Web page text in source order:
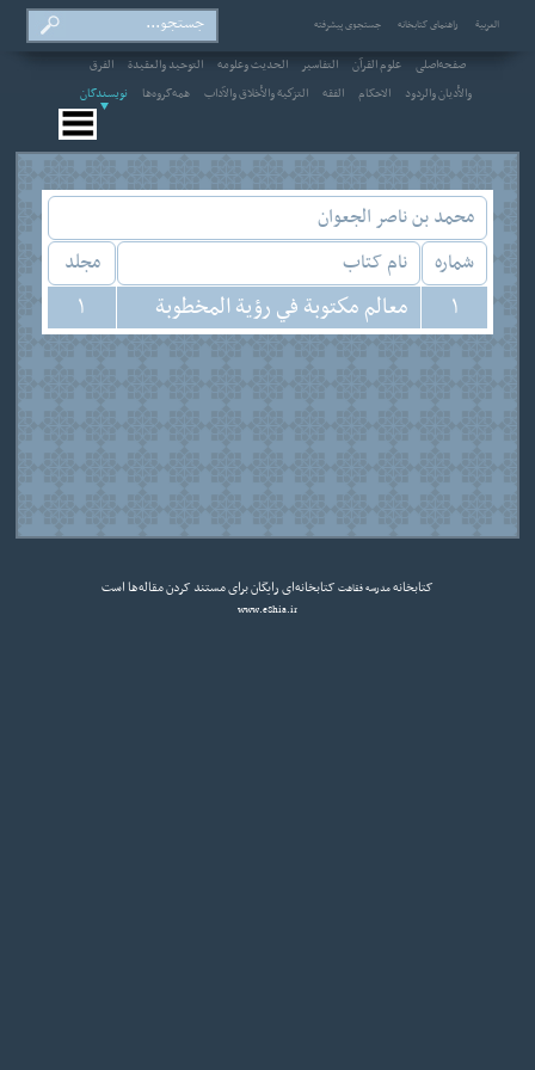
العربیة راهنمای کتابخانه جستجوی پیشرفته
صفحه‌اصلی علوم القرآن التفاسير الحديث وعلومه التوحيد والعقيدة
الفرق
والأديان والردود
الاحکام الفقه التزكية والأخلاق والآداب همه‌گروه‌ها نویسندگان
محمد بن ناصر الجعوان
شماره
نام کتاب مجلد
1 معالم مكتوبة في رؤية المخطوبة 1
کتابخانهمدرسه فقاهت کتابخانه‌ای رایگان برای مستند کردن مقاله‌ها است
www.eShia.ir